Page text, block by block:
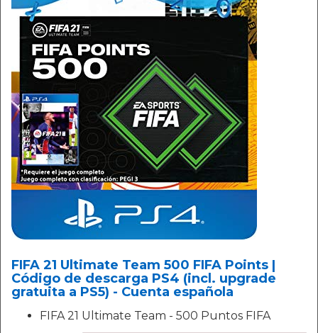
FIFA 21 Ultimate Team 500 FIFA Points |
Código de descarga PS4 (incl. upgrade
gratuita a PS5) - Cuenta española
FIFA 21 Ultimate Team - 500 Puntos FIFA